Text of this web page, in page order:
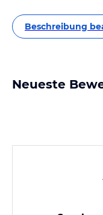
Beschreibung
Neueste